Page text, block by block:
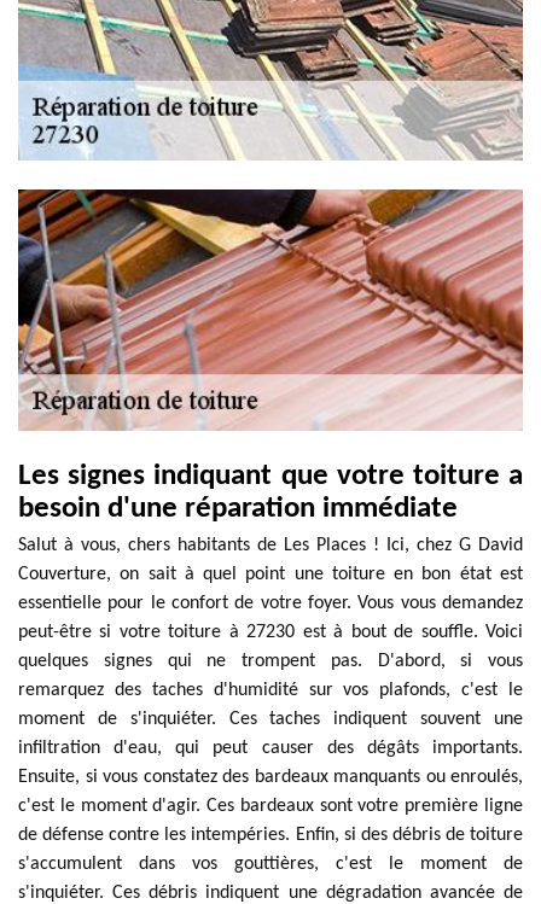
Les signes indiquant que votre toiture a
besoin d'une réparation immédiate
Salut à vous, chers habitants de Les Places ! Ici, chez G David
Couverture, on sait à quel point une toiture en bon état est
essentielle pour le confort de votre foyer. Vous vous demandez
peut-être si votre toiture à 27230 est à bout de souffle. Voici
quelques signes qui ne trompent pas. D'abord, si vous
remarquez des taches d'humidité sur vos plafonds, c'est le
moment de s'inquiéter. Ces taches indiquent souvent une
infiltration d'eau, qui peut causer des dégâts importants.
Ensuite, si vous constatez des bardeaux manquants ou enroulés,
c'est le moment d'agir. Ces bardeaux sont votre première ligne
de défense contre les intempéries. Enfin, si des débris de toiture
s'accumulent dans vos gouttières, c'est le moment de
s'inquiéter. Ces débris indiquent une dégradation avancée de